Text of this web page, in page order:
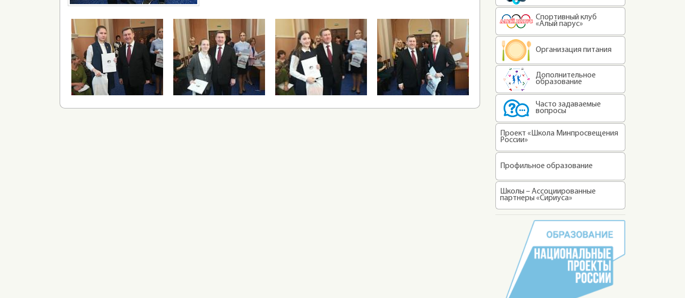
Спортивный клуб
«Алый парус»
Организация питания
Дополнительное
образование
Часто задаваемые
вопросы
Проект «Школа Минпросвещения
России»
Профильное образование
Школы – Ассоциированные
партнеры «Сириуса»